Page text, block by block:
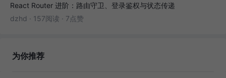
React Router 进阶：路由守卫、登录鉴权与状态传递
dzhd · 157阅读 · 7点赞
为你推荐